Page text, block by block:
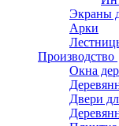
Экраны
Арки
Производство
Окна
Двери